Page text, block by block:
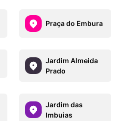
Praça do Embura
Jardim Almeida
Prado
Jardim das
Imbuias